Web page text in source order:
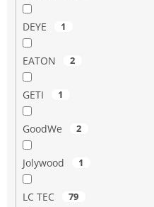
DEYE 1
EATON 2
GETI 1
GoodWe 2
Jolywood 1
LC TEC 79